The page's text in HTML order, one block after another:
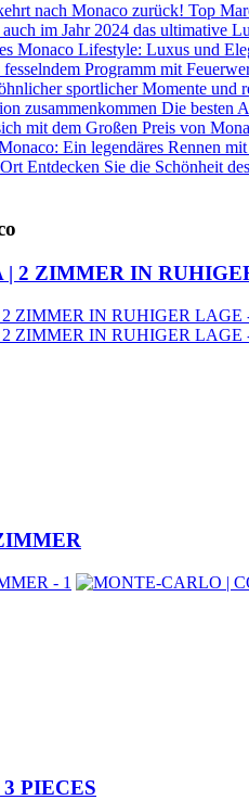
nach Monaco zurück! Top
im Jahr 2024 das ultimative
Monaco Lifestyle: Luxus und
Programm mit
sportlicher Momente und
zusammenkommen Die besten
mit dem Großen Preis von
Ein legendäres Rennen
Entdecken Sie die Schönheit
2 ZIMMER IN
PIECES